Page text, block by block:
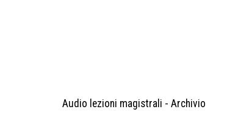
Audio lezioni magistrali - Archivio